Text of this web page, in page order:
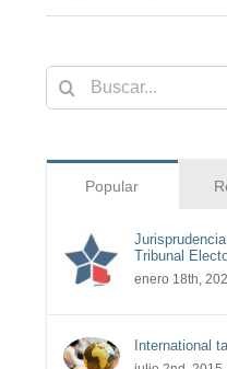
Buscar:
Popular
Tribunal
enero 18th,
International